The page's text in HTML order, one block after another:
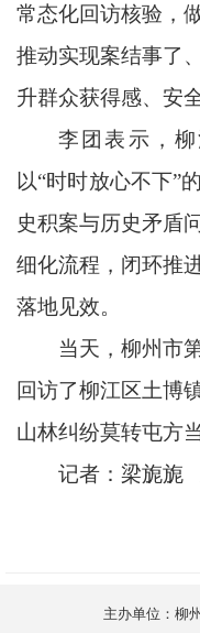
常态化回访核验，
推动实现案结事了
升群众获得感、安
李团表示，
以“时时放心不下”
史积案与历史矛盾
细化流程，闭环推
落地见效。
当天，柳州市
回访了柳江区土博
山林纠纷莫转屯方
记者：梁旎旎
主办单位：柳